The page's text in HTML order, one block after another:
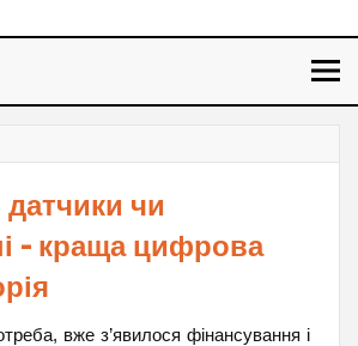
України
чи
– краща цифрова
вже з’явилося фінансування і